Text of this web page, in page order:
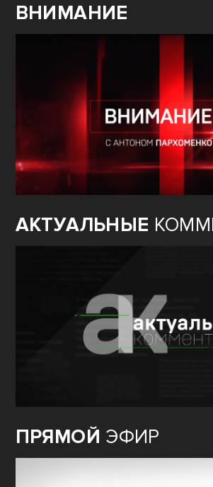
ВНИМАНИЕ
АКТУАЛЬНЫЕ
ПРЯМОЙ ЭФИР